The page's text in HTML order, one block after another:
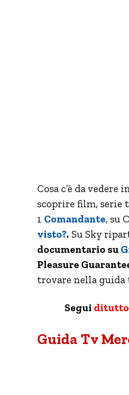
Cosa c’è da vedere
scoprire film, serie
1 Comandante, su
visto?. Su Sky
documentario su
Pleasure
trovare nella guida
Segui
Guida Tv